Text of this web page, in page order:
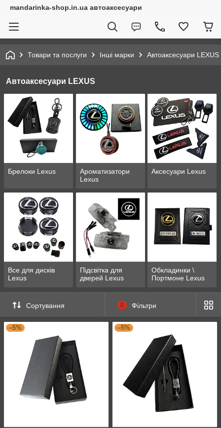
mandarinka-shop.in.ua автоаксесуари
Товари та послуги Інші марки Автоаксесуари LEXUS
Автоаксесуари LEXUS
Брелоки Lexus
Ароматизатори
Lexus
Аксесуари Lexus
Все для дисків
Lexus
Підсвітка для
дверей Lexus
Обкладинки \
Портмоне Lexus
Сортування 0 Фільтри
–5% –5%